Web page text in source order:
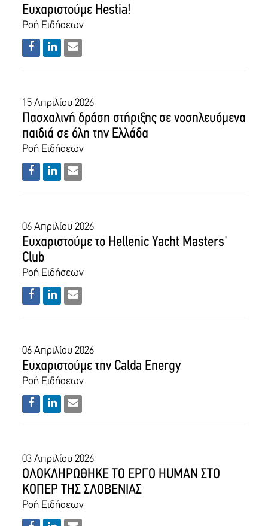
Ευχαριστούμε Hestia!
Ροή Ειδήσεων
15 Απριλίου 2026
Πασχαλινή δράση στήριξης σε νοσηλευόμενα
παιδιά σε όλη την Ελλάδα
Ροή Ειδήσεων
06 Απριλίου 2026
Ευχαριστούμε το Hellenic Yacht Masters'
Club
Ροή Ειδήσεων
06 Απριλίου 2026
Ευχαριστούμε την Calda Energy
Ροή Ειδήσεων
03 Απριλίου 2026
ΟΛΟΚΛΗΡΩΘΗΚΕ ΤΟ EΡΓΟ HUMAN ΣΤΟ
ΚΟΠΕΡ ΤΗΣ ΣΛΟΒΕΝΙΑΣ
Ροή Ειδήσεων